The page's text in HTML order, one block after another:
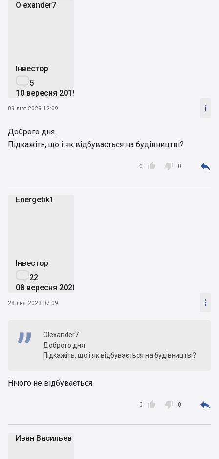
Olexander7
Інвестор
5
10 вересня 2019
09 лют 2023 12:09 
Доброго дня.
Підкажіть, що і як відбувається на будівництві?

0  0 
Energetik1
Інвестор
22
08 вересня 2020
28 лют 2023 07:09 
Olexander7
Доброго дня.
Підкажіть, що і як відбувається на будівництві?
Нічого не відбувається.

0  0 
Иван Васильев